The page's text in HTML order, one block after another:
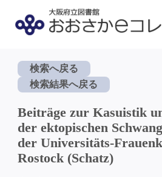
検索へ戻る
検索結果へ戻る
Beiträge zur Kasuistik
der ektopischen
der Universitäts-
Rostock (Schatz)